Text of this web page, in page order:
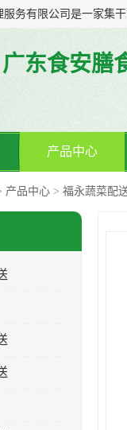
广东食安膳
产品中心
产品中心 > 福永蔬菜配